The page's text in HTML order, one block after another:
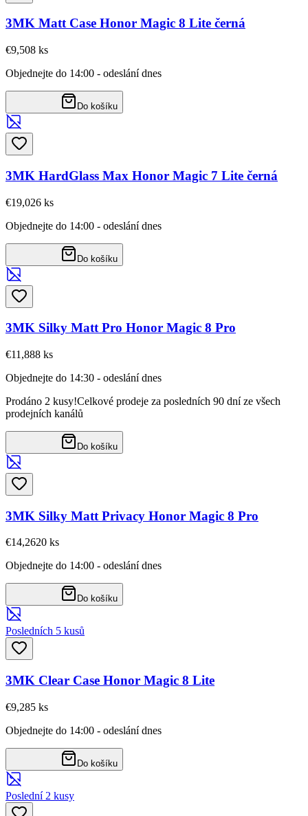
3MK Matt Case Honor Magic 8 Lite černá
€9,508 ks
Objednejte do 14:00 - odeslání dnes
Do košíku
3MK HardGlass Max Honor Magic 7 Lite černá
€19,026 ks
Objednejte do 14:00 - odeslání dnes
Do košíku
3MK Silky Matt Pro Honor Magic 8 Pro
€11,888 ks
Objednejte do 14:30 - odeslání dnes
Prodáno 2 kusy!Celkové prodeje za posledních 90 dní ze všech
prodejních kanálů
Do košíku
3MK Silky Matt Privacy Honor Magic 8 Pro
€14,2620 ks
Objednejte do 14:00 - odeslání dnes
Do košíku
Posledních 5 kusů
3MK Clear Case Honor Magic 8 Lite
€9,285 ks
Objednejte do 14:00 - odeslání dnes
Do košíku
Poslední 2 kusy